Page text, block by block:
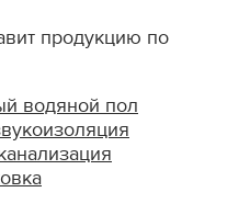
продукцию по
водяной пол